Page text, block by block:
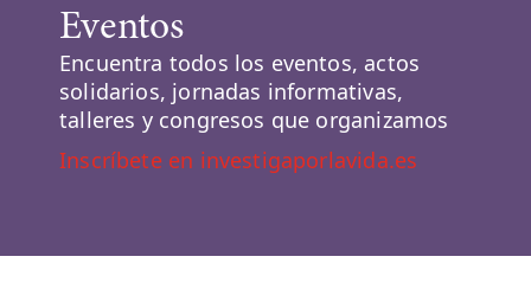
Eventos
Encuentra todos los eventos, actos
solidarios, jornadas informativas,
talleres y congresos que organizamos
Inscríbete en investigaporlavida.es